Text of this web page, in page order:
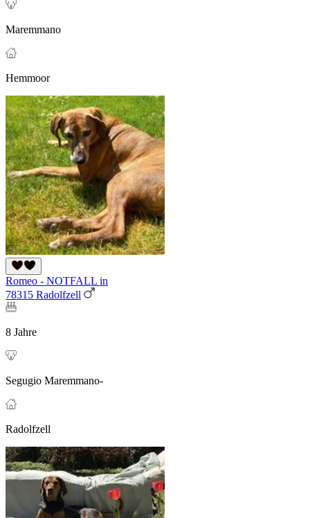
Maremmano
Hemmoor
Romeo - NOTFALL in
78315 Radolfzell
8 Jahre
Segugio Maremmano-
Radolfzell